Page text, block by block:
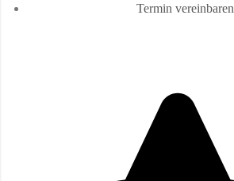
Termin vereinbaren